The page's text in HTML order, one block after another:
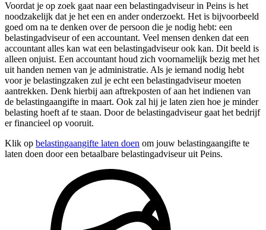
Voordat je op zoek gaat naar een belastingadviseur in Peins is het
noodzakelijk dat je het een en ander onderzoekt. Het is bijvoorbeeld
goed om na te denken over de persoon die je nodig hebt: een
belastingadviseur of een accountant. Veel mensen denken dat een
accountant alles kan wat een belastingadviseur ook kan. Dit beeld is
alleen onjuist. Een accountant houd zich voornamelijk bezig met het
uit handen nemen van je administratie. Als je iemand nodig hebt
voor je belastingzaken zul je echt een belastingadviseur moeten
aantrekken. Denk hierbij aan aftrekposten of aan het indienen van
de belastingaangifte in maart. Ook zal hij je laten zien hoe je minder
belasting hoeft af te staan. Door de belastingadviseur gaat het bedrijf
er financieel op vooruit.
Klik op belastingaangifte laten doen om jouw belastingaangifte te
laten doen door een betaalbare belastingadviseur uit Peins.